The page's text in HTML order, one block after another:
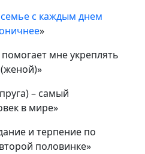
с каждым днем
»
мне укреплять
– самый
в мире»
и терпение по
половинке»